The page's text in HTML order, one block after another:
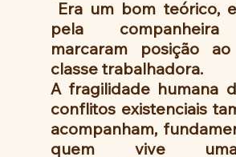
pela companheira
marcaram posição
classe trabalhadora.
A fragilidade humana
conflitos existenciais
acompanham,
quem vive